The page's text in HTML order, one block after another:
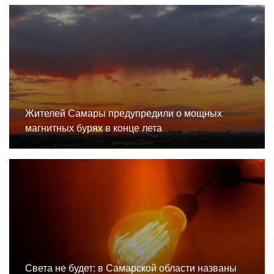
Жителей Самары предупредили о мощных
магнитных бурях в конце лета
Света не будет: в Самарской области названы